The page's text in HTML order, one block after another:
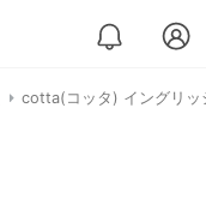
cotta(コッタ) イングリッ